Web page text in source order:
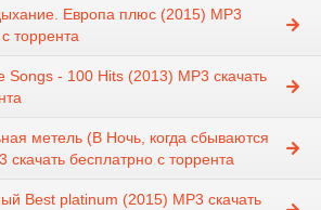
Европа плюс (2015) MP3
торрента
Songs - 100 Hits (2013) MP3 скачать
метель (В Ночь, когда сбываются
бесплатрно с торрента
Best platinum (2015) MP3 скачать